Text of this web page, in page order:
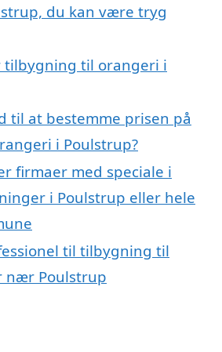
du kan være tryg
tilbygning til orangeri i
til at bestemme prisen på
i Poulstrup?
firmaer med speciale i
i Poulstrup eller hele
til tilbygning til
nær Poulstrup